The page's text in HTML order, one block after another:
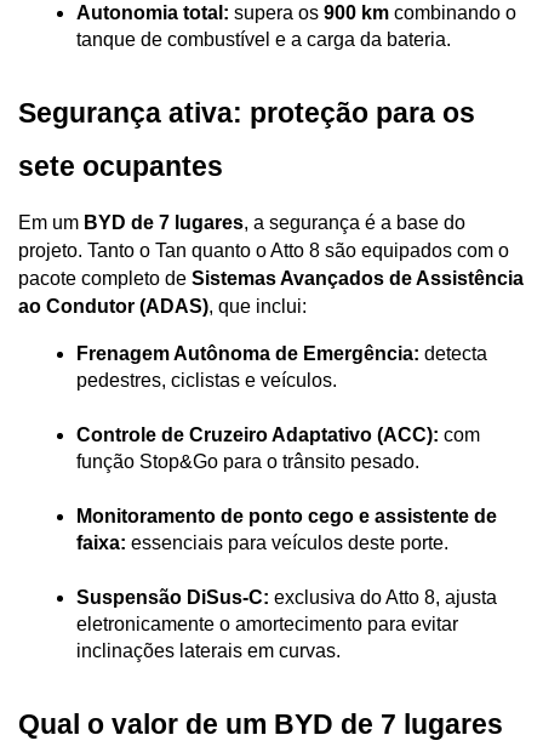
Autonomia total: supera os 900 km combinando o
tanque de combustível e a carga da bateria.
Segurança ativa: proteção para os
sete ocupantes
Em um BYD de 7 lugares, a segurança é a base do
projeto. Tanto o Tan quanto o Atto 8 são equipados com o
pacote completo de Sistemas Avançados de Assistência
ao Condutor (ADAS), que inclui:
Frenagem Autônoma de Emergência: detecta
pedestres, ciclistas e veículos.
Controle de Cruzeiro Adaptativo (ACC): com
função Stop&Go para o trânsito pesado.
Monitoramento de ponto cego e assistente de
faixa: essenciais para veículos deste porte.
Suspensão DiSus-C: exclusiva do Atto 8, ajusta
eletronicamente o amortecimento para evitar
inclinações laterais em curvas.
Qual o valor de um BYD de 7 lugares